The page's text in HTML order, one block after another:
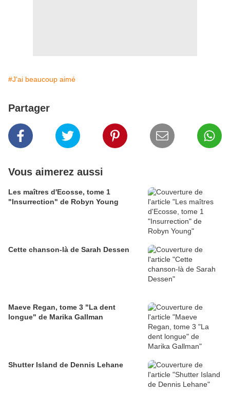
#J'ai beaucoup aimé
Partager
Vous aimerez aussi
Les maîtres d'Ecosse, tome 1
"Insurrection" de Robyn Young
Cette chanson-là de Sarah Dessen
Maeve Regan, tome 3 "La dent
longue" de Marika Gallman
Shutter Island de Dennis Lehane